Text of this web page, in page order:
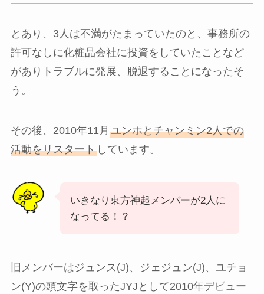
とあり、3人は不満がたまっていたのと、事務所の
許可なしに化粧品会社に投資をしていたことなど
がありトラブルに発展、脱退することになったそ
う。
その後、2010年11月 ユンホとチャンミン2人での
活動をリスタートしています。
いきなり東方神起メンバーが2人に
なってる！？
旧メンバーはジュンス(J)、ジェジュン(J)、ユチョ
ン(Y)の頭文字を取ったJYJとして2010年デビュー